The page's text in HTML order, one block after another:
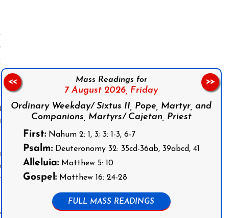
Mass Readings for
7 August 2026, Friday
Ordinary Weekday/ Sixtus II, Pope, Martyr, and
Companions, Martyrs/ Cajetan, Priest
First:Nahum 2: 1, 3; 3: 1-3, 6-7
Psalm:Deuteronomy 32: 35cd-36ab, 39abcd, 41
Alleluia:Matthew 5: 10
Gospel:Matthew 16: 24-28
FULL MASS READINGS
<< >>